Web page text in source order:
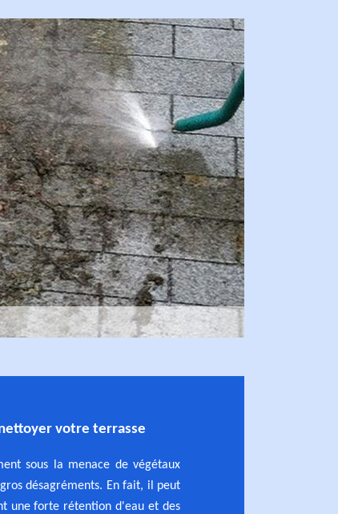
votre terrasse
sous la menace de végétaux
désagréments. En fait, il peut
une forte rétention d'eau et des